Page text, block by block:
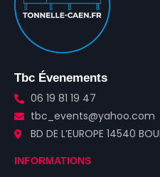
Tbc Évenements
06 19 81 19 47
tbc_events@yahoo.com
BD DE L’EUROPE 14540
INFORMATIONS